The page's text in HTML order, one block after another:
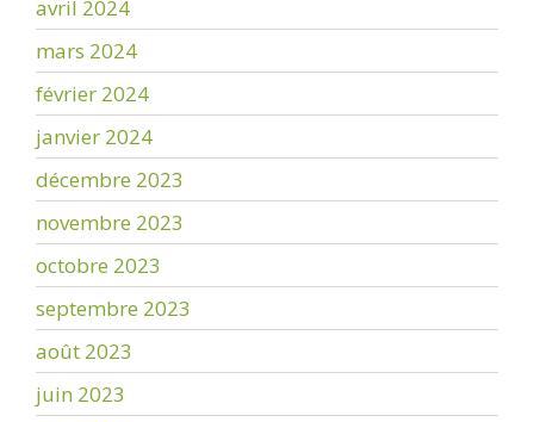
avril 2024
mars 2024
février 2024
janvier 2024
décembre 2023
novembre 2023
octobre 2023
septembre 2023
août 2023
juin 2023